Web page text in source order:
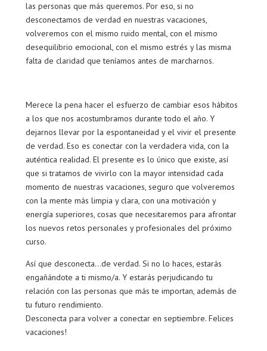
las personas que más queremos. Por eso, si no
desconectamos de verdad en nuestras vacaciones,
volveremos con el mismo ruido mental, con el mismo
desequilibrio emocional, con el mismo estrés y las misma
falta de claridad que teníamos antes de marcharnos.
Merece la pena hacer el esfuerzo de cambiar esos hábitos
a los que nos acostumbramos durante todo el año. Y
dejarnos llevar por la espontaneidad y el vivir el presente
de verdad. Eso es conectar con la verdadera vida, con la
auténtica realidad. El presente es lo único que existe, así
que si tratamos de vivirlo con la mayor intensidad cada
momento de nuestras vacaciones, seguro que volveremos
con la mente más limpia y clara, con una motivación y
energía superiores, cosas que necesitaremos para afrontar
los nuevos retos personales y profesionales del próximo
curso.
Así que desconecta…de verdad. Si no lo haces, estarás
engañándote a ti mismo/a. Y estarás perjudicando tu
relación con las personas que más te importan, además de
tu futuro rendimiento.
Desconecta para volver a conectar en septiembre. Felices
vacaciones!